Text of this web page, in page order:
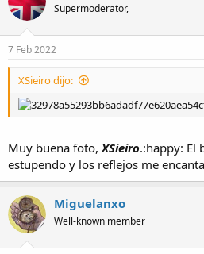
Supermoderator,
7 Feb 2022
XSieiro dijo:
Muy buena foto,XSieiro.:happy: El
estupendo y los reflejos me
Miguelanxo
Well-known member